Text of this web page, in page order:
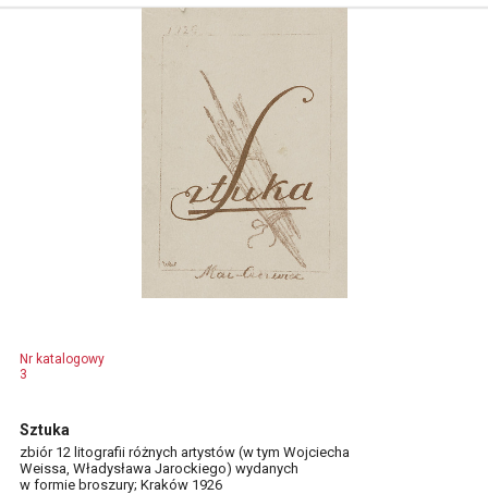
Nr katalogowy
3
Sztuka
zbiór 12 litografii różnych artystów (w tym Wojciecha
Weissa, Władysława Jarockiego) wydanych
w formie broszury; Kraków 1926